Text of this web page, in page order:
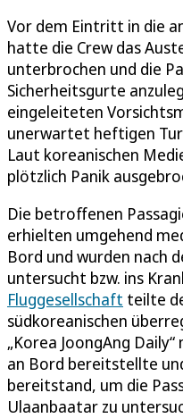
Vor dem Eintritt in die
hatte die Crew das
unterbrochen und die
Sicherheitsgurte
eingeleiteten
unerwartet heftigen
Laut koreanischen
plötzlich Panik
Die betroffenen
erhielten umgehend
Bord und wurden nach
untersucht bzw. ins
Fluggesellschaft teilte
südkoreanischen
„Korea JoongAng
an Bord bereitstellte
bereitstand, um die
Ulaanbaatar zu